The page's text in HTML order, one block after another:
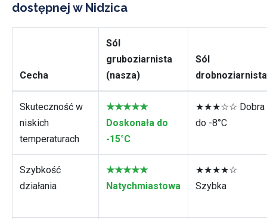
dostępnej w Nidzica
Cecha
Sól
gruboziarnista
(nasza)
Sól
drobnoziarnista
Skuteczność w
niskich
temperaturach
★★★★★
Doskonała do
-15°C
★★★☆☆ Dobra
do -8°C
Szybkość
działania
★★★★★
Natychmiastowa
★★★★☆
Szybka